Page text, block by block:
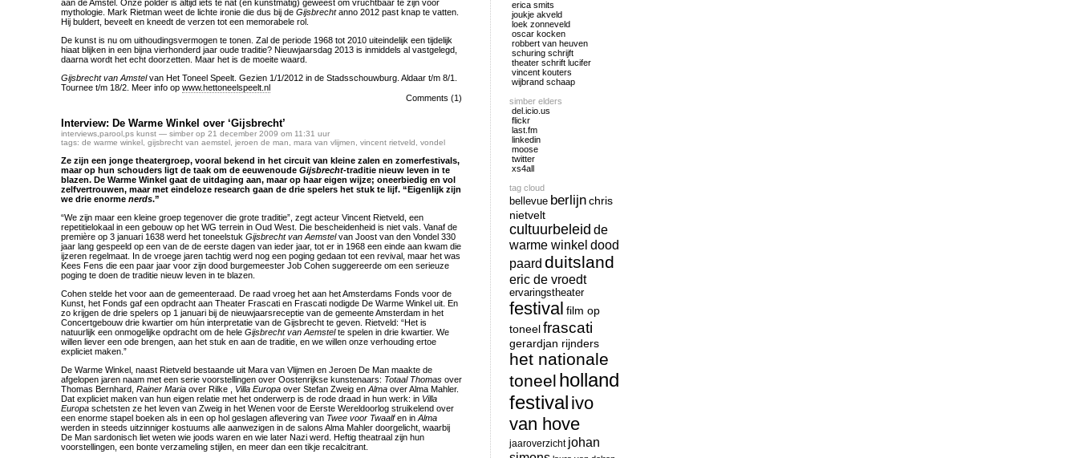
aan de Amstel. Onze polder is altijd iets te nat (en kunstmatig) geweest om vruchtbaar te zijn voor
mythologie. Mark Rietman weet de lichte ironie die dus bij de Gijsbrechtanno 2012 past knap te vatten.
Hij buldert, beveelt en kneedt de verzen tot een memorabele rol.
De kunst is nu om uithoudingsvermogen te tonen. Zal de periode 1968 tot 2010 uiteindelijk een tijdelijk
hiaat blijken in een bijna vierhonderd jaar oude traditie? Nieuwjaarsdag 2013 is inmiddels al vastgelegd,
daarna wordt het echt doorzetten. Maar het is de moeite waard.
Gijsbrecht van Amstelvan Het Toneel Speelt. Gezien 1/1/2012 in de Stadsschouwburg. Aldaar t/m 8/1.
Tournee t/m 18/2. Meer info op www.hettoneelspeelt.nl
Comments (1)
Interview: De Warme Winkel over ‘Gijsbrecht’
interviews parool ps kunst — simber op 21 december 2009 om 11:31 uur
tags: de warme winkel gijsbrecht van aemstel jeroen de man mara van vlijmen vincent rietveld vondel
Ze zijn een jonge theatergroep, vooral bekend in het circuit van kleine zalen en zomerfestivals,
maar op hun schouders ligt de taak om de eeuwenoude Gijsbrecht-traditie nieuw leven in te
blazen. De Warme Winkel gaat de uitdaging aan, maar op haar eigen wijze; oneerbiedig en vol
zelfvertrouwen, maar met eindeloze research gaan de drie spelers het stuk te lijf. “Eigenlijk zijn
we drie enorme nerds.”
“We zijn maar een kleine groep tegenover die grote traditie”, zegt acteur Vincent Rietveld, een
repetitielokaal in een gebouw op het WG terrein in Oud West. Die bescheidenheid is niet vals. Vanaf de
première op 3 januari 1638 werd het toneelstuk Gijsbrecht van Aemstelvan Joost van den Vondel 330
jaar lang gespeeld op een van de de eerste dagen van ieder jaar, tot er in 1968 een einde aan kwam die
ijzeren regelmaat. In de vroege jaren tachtig werd nog een poging gedaan tot een revival, maar het was
Kees Fens die een paar jaar voor zijn dood burgemeester Job Cohen suggereerde om een serieuze
poging te doen de traditie nieuw leven in te blazen.
Cohen stelde het voor aan de gemeenteraad. De raad vroeg het aan het Amsterdams Fonds voor de
Kunst, het Fonds gaf een opdracht aan Theater Frascati en Frascati nodigde De Warme Winkel uit. En
zo krijgen de drie spelers op 1 januari bij de nieuwjaarsreceptie van de gemeente Amsterdam in het
Concertgebouw drie kwartier om hún interpretatie van de Gijsbrecht te geven. Rietveld: “Het is
natuurlijk een onmogelijke opdracht om de hele Gijsbrecht van Aemstelte spelen in drie kwartier. We
willen liever een ode brengen, aan het stuk en aan de traditie, en we willen onze verhouding ertoe
expliciet maken.”
De Warme Winkel, naast Rietveld bestaande uit Mara van Vlijmen en Jeroen De Man maakte de
afgelopen jaren naam met een serie voorstellingen over Oostenrijkse kunstenaars: Totaal Thomas over
Thomas Bernhard, Rainer Maria over Rilke , Villa Europa over Stefan Zweig en Alma over Alma Mahler.
Dat expliciet maken van hun eigen relatie met het onderwerp is de rode draad in hun werk: in Villa
Europa schetsten ze het leven van Zweig in het Wenen voor de Eerste Wereldoorlog struikelend over
een enorme stapel boeken als in een op hol geslagen aflevering van Twee voor Twaalfen in Alma
werden in steeds uitzinniger kostuums alle aanwezigen in de salons Alma Mahler doorgelicht, waarbij
De Man sardonisch liet weten wie joods waren en wie later Nazi werd. Heftig theatraal zijn hun
voorstellingen, een bonte verzameling stijlen, en meer dan een tikje recalcitrant.
erica smits
joukje akveld
loek zonneveld
oscar kocken
robbert van heuven
schuring schrijft
theater schrift lucifer
vincent kouters
wijbrand schaap
simber elders
del.icio.us
flickr
last.fm
linkedin
moose
twitter
xs4all
tag cloud
bellevue berlijnchris
nietvelt
cultuurbeleid de
warme winkel dood
paard duitsland
eric de vroedt
ervaringstheater
festival film op
toneelfrascati
gerardjan rijnders
het nationale
toneel holland
festival ivo
van hove
jaaroverzicht johan